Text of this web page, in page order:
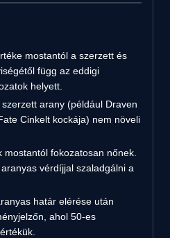
mostantól a szerzett és
függ az eddigi
helyett.
arany (például Draven
Cinkelt kockája) nem növeli
fokozatosan nőnek.
vérdíjjal szaladgálni a
határ elérése után
ahol 50-es